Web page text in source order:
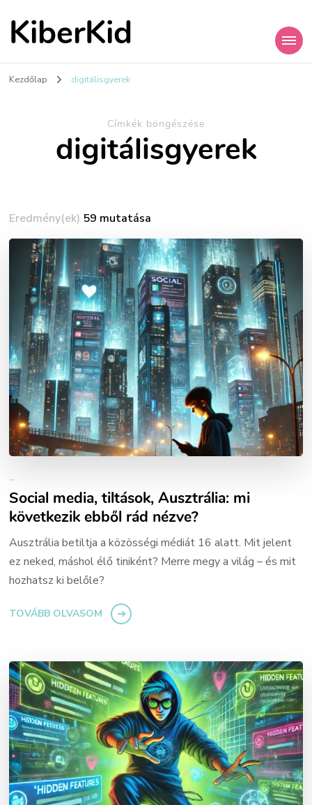
KiberKid
Kezdőlap digitálisgyerek
Címkék böngészése
digitálisgyerek
Eredmény(ek) 59 mutatása
..
Social media, tiltások, Ausztrália: mi
következik ebből rád nézve?
Ausztrália betiltja a közösségi médiát 16 alatt. Mit jelent
ez neked, máshol élő tiniként? Merre megy a világ – és mit
hozhatsz ki belőle?
TOVÁBB OLVASOM